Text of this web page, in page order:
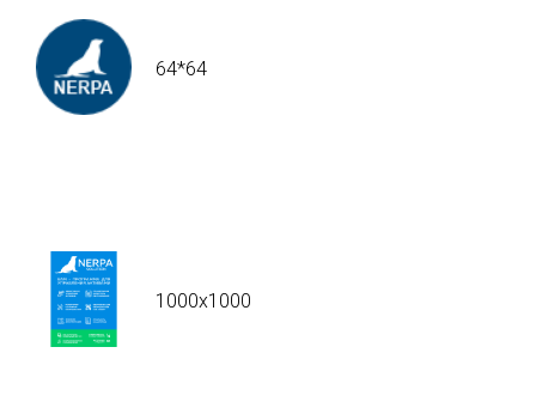
64*64
1000x1000